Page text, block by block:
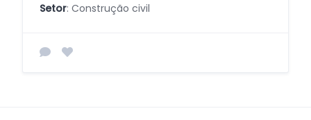
Setor: Construção civil